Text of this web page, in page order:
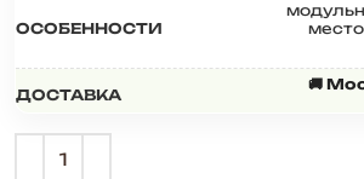
ОСОБЕННОСТИ
ДОСТАВКА
🚚